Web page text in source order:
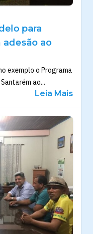
para
ao
exemplo o Programa
ao...
Leia Mais